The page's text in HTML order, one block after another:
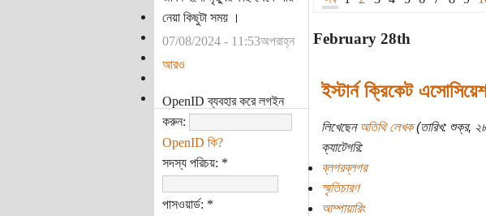
নেয়া কিছুটা সময় ।
07/08/2024 - 11:53অপরাহ্ন
আরও
OpenID ব্যবহার করে লগইন
করুন:
OpenID কি?
সদস্য পরিচয়: *
পাসওয়ার্ড: *
February 28th
ইস্টার্ন ক্রিকেট
লিখেছেনঅতিথি লেখক(তারিখ: শুক্র,
ক্যাটেগরি:
ব্লগরব্লগর
স্মৃতিচারণ
আম্পায়ারিং